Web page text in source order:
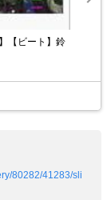
【ビート】鈴
80282/41283/sli